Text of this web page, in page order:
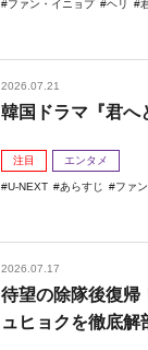
ファン・イニョプ ヘリ
2026.07.21
韓国ドラマ『君へ
注目 エンタメ
U-NEXT あらすじ ファ
2026.07.17
待望の除隊後復帰
ュヒョクを徹底解